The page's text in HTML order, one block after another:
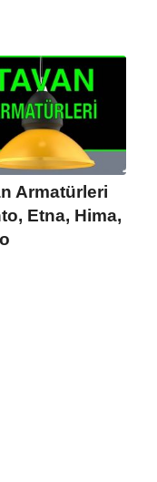
Armatürleri
Etna, Hima,